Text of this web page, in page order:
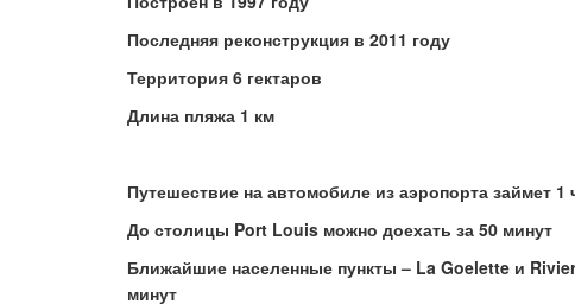
Последняя реконструкция в 2011 году
Территория 6 гектаров
Длина пляжа 1 км
Путешествие на автомобиле из аэропорта займет 1
До столицы Port Louis можно доехать за 50 минут
Ближайшие населенные пункты – La Goelette и
минут